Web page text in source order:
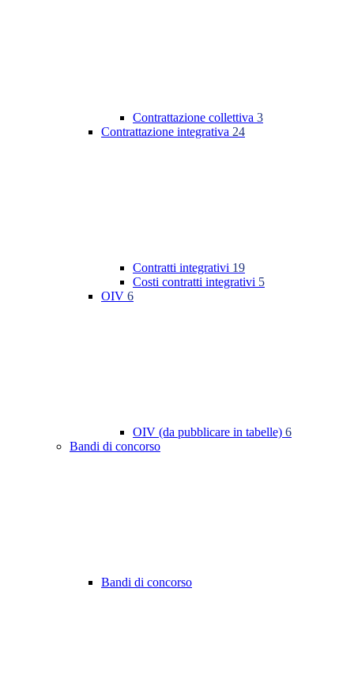
Contrattazione collettiva 3
Contrattazione integrativa 24
Contratti integrativi 19
Costi contratti integrativi 5
OIV 6
OIV (da pubblicare in tabelle) 6
Bandi di concorso
Bandi di concorso